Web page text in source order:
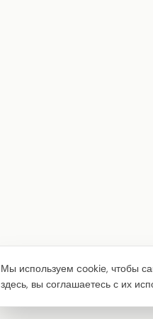
Мы используем cookie, чтобы
здесь, вы соглашаетесь с их